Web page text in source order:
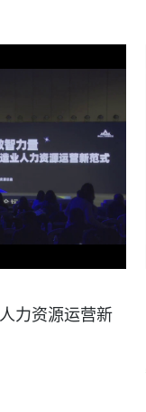
力资源运营新